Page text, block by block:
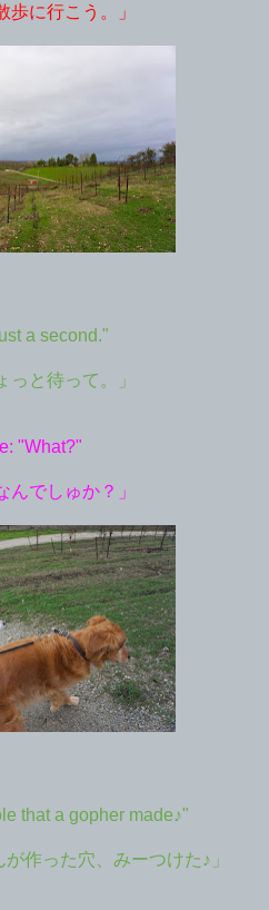
歩に行こう。」
a second."
っと待って。」
"What?"
んでしゅか？」
that a gopher made♪"
作った穴、みーつけた♪」